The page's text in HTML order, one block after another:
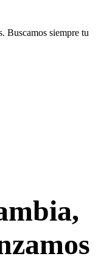
Buscamos siempre tu